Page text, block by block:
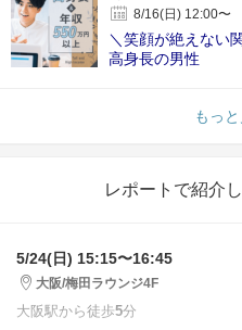
8/16(日) 12:00〜
＼笑顔が絶えない
高身長の男性
もっ
レポートで紹介
5/24(日) 15:15〜16:45
大阪/梅田ラウンジ4F
大阪駅から徒歩5分